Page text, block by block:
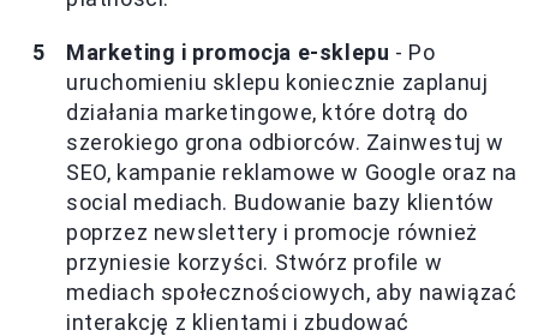
Marketing i promocja e-sklepu - Po
uruchomieniu sklepu koniecznie zaplanuj
działania marketingowe, które dotrą do
szerokiego grona odbiorców. Zainwestuj w
SEO, kampanie reklamowe w Google oraz na
social mediach. Budowanie bazy klientów
poprzez newslettery i promocje również
przyniesie korzyści. Stwórz profile w
mediach społecznościowych, aby nawiązać
interakcję z klientami i zbudować